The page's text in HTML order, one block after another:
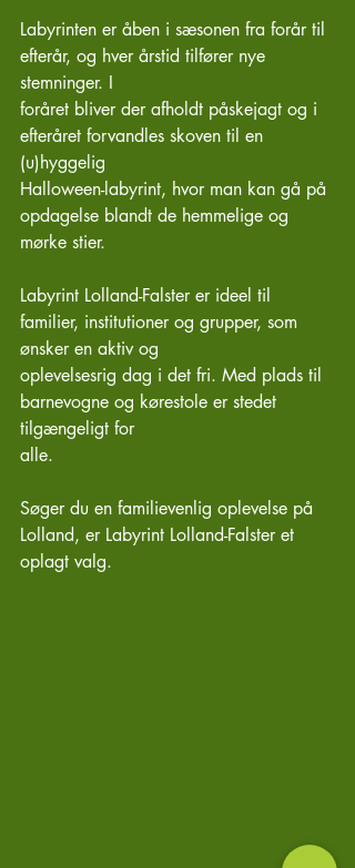
Labyrinten er åben i sæsonen fra forår til
efterår, og hver årstid tilfører nye
stemninger. I
foråret bliver der afholdt påskejagt og i
efteråret forvandles skoven til en
(u)hyggelig
Halloween-labyrint, hvor man kan gå på
opdagelse blandt de hemmelige og
mørke stier.
Labyrint Lolland-Falster er ideel til
familier, institutioner og grupper, som
ønsker en aktiv og
oplevelsesrig dag i det fri. Med plads til
barnevogne og kørestole er stedet
tilgængeligt for
alle.
Søger du en familievenlig oplevelse på
Lolland, er Labyrint Lolland-Falster et
oplagt valg.